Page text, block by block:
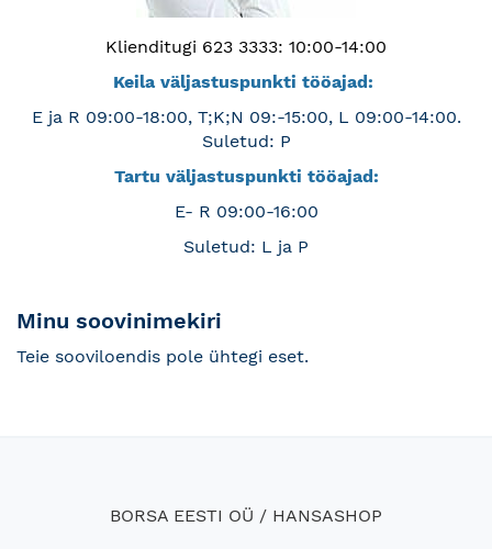
Klienditugi 623 3333: 10:00-14:00
Keila väljastuspunkti tööajad:
E ja R 09:00-18:00, T;K;N 09:-15:00, L 09:00-14:00.
Suletud: P
Tartu väljastuspunkti tööajad:
E- R 09:00-16:00
Suletud: L ja P
Minu soovinimekiri
Teie sooviloendis pole ühtegi eset.
BORSA EESTI OÜ / HANSASHOP